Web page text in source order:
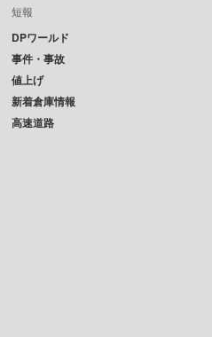
短報
DPワールド
事件・事故
値上げ
新着倉庫情報
高速道路